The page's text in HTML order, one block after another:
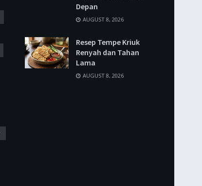
Depan
AUGUST 8, 2026
Resep Tempe Kriuk
Renyah dan Tahan
Lama
AUGUST 8, 2026